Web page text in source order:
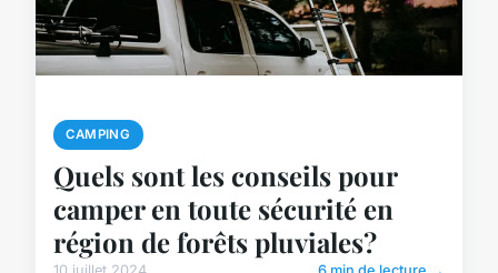
CAMPING
Quels sont les conseils pour
camper en toute sécurité en
région de forêts pluviales?